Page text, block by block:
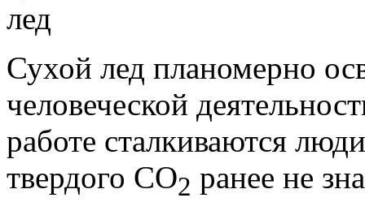
Сухой лед планомерно
человеческой
работе сталкиваются
твердого CO2 ранее не